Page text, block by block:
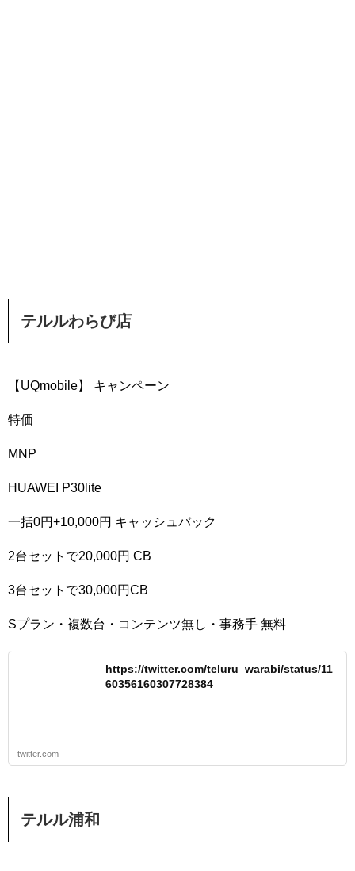
テルルわらび店
【UQmobile】 キャンペーン
特価
MNP
HUAWEI P30lite
一括0円+10,000円 キャッシュバック
2台セットで20,000円 CB
3台セットで30,000円CB
Sプラン・複数台・コンテンツ無し・事務手 無料
https://twitter.com/teluru_warabi/status/11
60356160307728384
twitter.com
テルル浦和